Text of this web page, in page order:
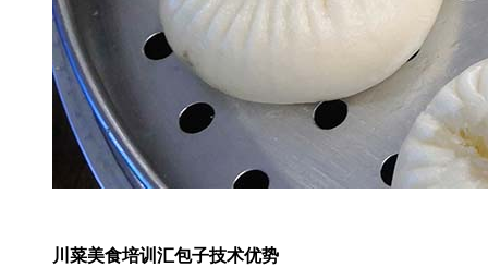
川菜美食培训汇包子技术优势